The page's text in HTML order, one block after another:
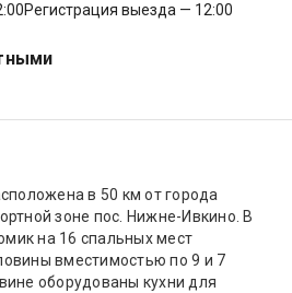
Регистрация выезда — 12:00
в 50 км от города
зоне пос. Нижне-Ивкино. В
на 16 спальных мест
вместимостью по 9 и 7
оборудованы кухни для